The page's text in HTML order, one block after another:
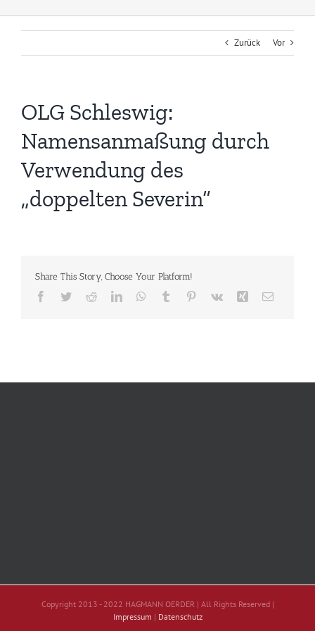
Zurück Vor
OLG Schleswig:
Namensanmaßung durch
Verwendung des
„doppelten Severin“
Share This Story, Choose Your Platform!
Facebook
TwitterRedditLinkedInWhatsApp
Tumblr Pinterest
Vk Xing E-
Copyright 2013 - 2022 HAGMANN OERDER | All Rights Reserved |
Impressum | Datenschutz